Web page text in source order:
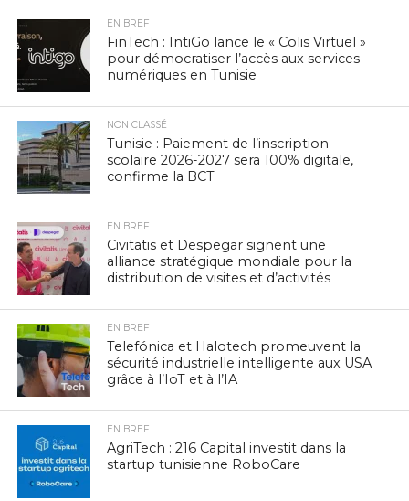
EN BREF
FinTech : IntiGo lance le « Colis Virtuel »
pour démocratiser l’accès aux services
numériques en Tunisie
NON CLASSÉ
Tunisie : Paiement de l’inscription
scolaire 2026-2027 sera 100% digitale,
confirme la BCT
EN BREF
Civitatis et Despegar signent une
alliance stratégique mondiale pour la
distribution de visites et d’activités
EN BREF
Telefónica et Halotech promeuvent la
sécurité industrielle intelligente aux USA
grâce à l’IoT et à l’IA
EN BREF
AgriTech : 216 Capital investit dans la
startup tunisienne RoboCare